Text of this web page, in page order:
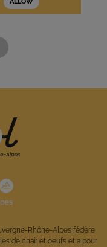
Rhône-Alpes fédère
de chair et oeufs et a pour